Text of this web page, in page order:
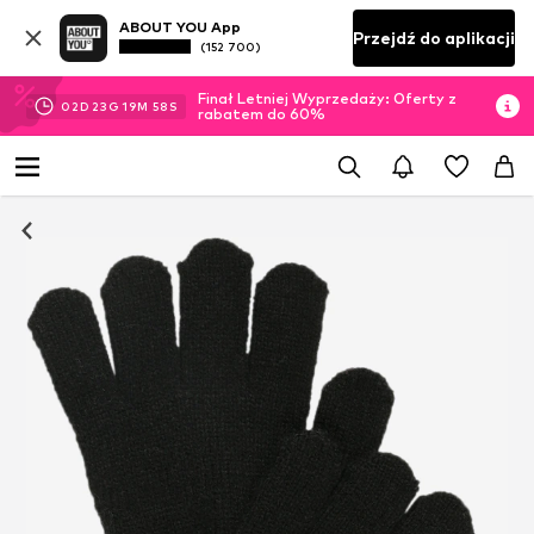
ABOUT YOU App
(152 700) Przejdź do aplikacji
02D 23 G 19M 58 S
Finał Letniej Wyprzedaży: Oferty z
rabatem do 60%